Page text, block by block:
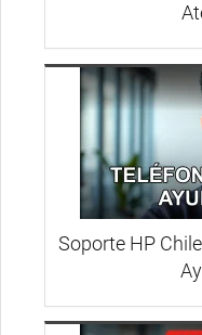
Soporte HP